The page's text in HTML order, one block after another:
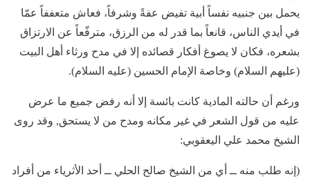
يحمل بين جنبيه نفساً أبية تفيض عفةً وشرفاً، فعاش متعففاً عمّا
في أيدي الناس، قانعاً بما قدر له من الرزق، مترفّعاً عن الارتزاق
بشعره، فكان لا يصوغ أفكار قصائده إلا في مدح ورثاء أهل البيت
(عليهم السلام) وخاصة الإمام الحسين (عليه السلام).
ورغم أن حالته المادية كانت بائسة إلا أنه رفض جميع ما عرض
عليه من قول الشعر في غير مكانه ومدح من لا يستحق, وقد روى
الشيخ محمد علي اليعقوبي:
(إنه طلب منه ــ أي من الشيخ صالح الحلي ــ أحد الأثرياء من أفراد